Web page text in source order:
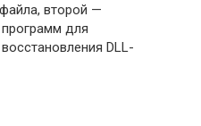
второй —
для
DLL-